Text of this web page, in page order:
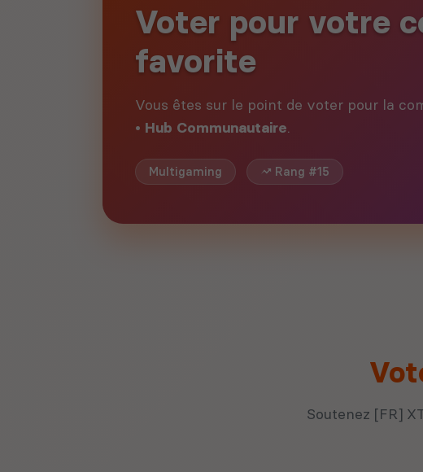
Voter pour votre
favorite
Vous êtes sur le point de voter pour la
• Hub Communautaire.
Multigaming Rang #15
Soutenez [FR]